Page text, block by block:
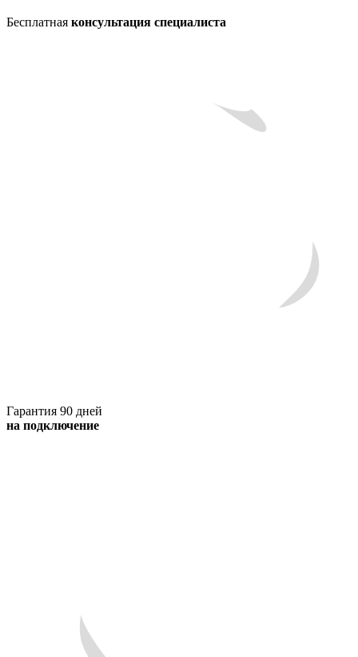
Бесплатная консультация специалиста
Гарантия 90 дней
на подключение